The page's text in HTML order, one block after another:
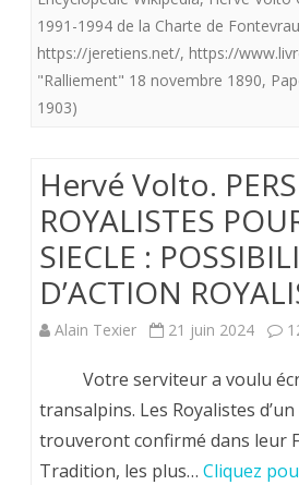
1991-1994 de la Charte de
https://jeretiens.net/, https://
"Ralliement" 18 novembre 1890,
1903)
Hervé Volto.
ROYALISTES
SIECLE :
D’ACTION
Alain Texier 21 juin 2024
Votre serviteur a voulu
transalpins. Les Royalistes
trouveront confirmé dans leur
Tradition, les plus… Cliquez